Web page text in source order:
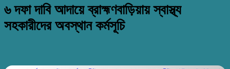
৬ দফা দাবি আদায়ে ব্রাহ্মণবাড়িয়ায় স্বাস্থ্য
সহকারীদের অবস্থান কর্মসূচি